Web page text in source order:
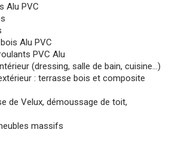
Alu PVC
Alu PVC
PVC Alu
(dressing, salle de bain, cuisine...)
: terrasse bois et composite
de Velux, démoussage de toit,
massifs